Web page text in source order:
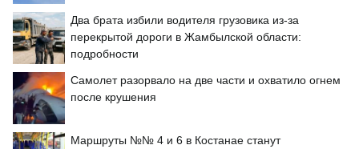
Два брата избили водителя грузовика из-за
перекрытой дороги в Жамбылской области:
подробности
Самолет разорвало на две части и охватило огнем
после крушения
Маршруты №№ 4 и 6 в Костанае станут